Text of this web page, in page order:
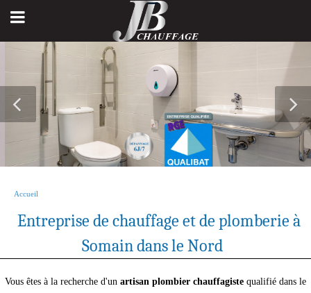
Accueil
Entreprise de chauffage et de plomberie à
Somain dans le Nord
Vous êtes à la recherche d'un artisan plombier chauffagiste qualifié dans le